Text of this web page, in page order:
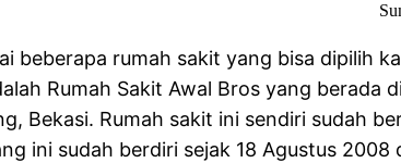
beberapa rumah sakit yang bisa dipilih
Rumah Sakit Awal Bros yang
Bekasi. Rumah sakit ini sendiri sudah
ini sudah berdiri sejak 18 Agustus